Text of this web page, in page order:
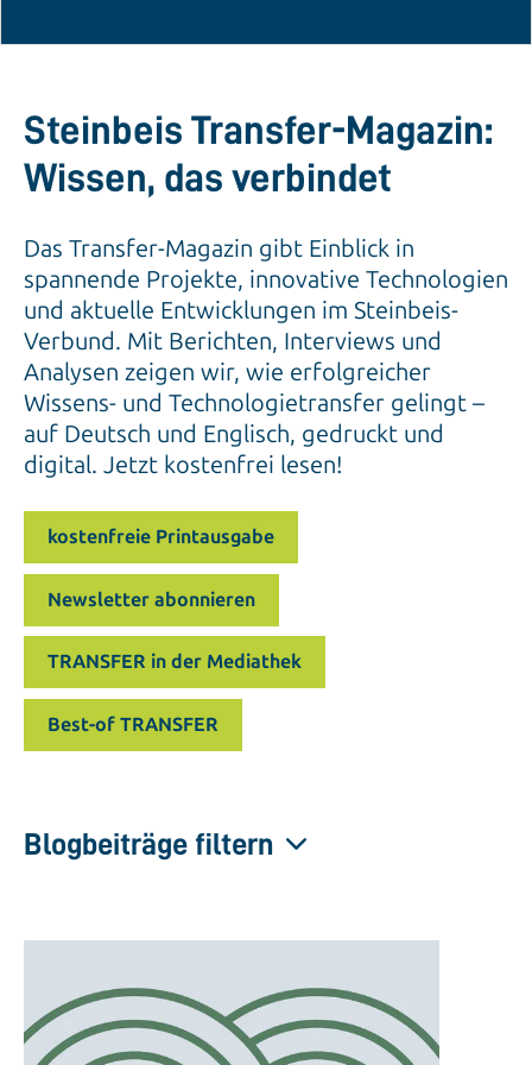
Steinbeis Transfer-Magazin:
Wissen, das verbindet
Das Transfer-Magazin gibt Einblick in
spannende Projekte, innovative Technologien
und aktuelle Entwicklungen im Steinbeis-
Verbund. Mit Berichten, Interviews und
Analysen zeigen wir, wie erfolgreicher
Wissens- und Technologietransfer gelingt –
auf Deutsch und Englisch, gedruckt und
digital. Jetzt kostenfrei lesen!
kostenfreie Printausgabe
Newsletter abonnieren
TRANSFER in der Mediathek
Best-of TRANSFER
Blogbeiträge filtern